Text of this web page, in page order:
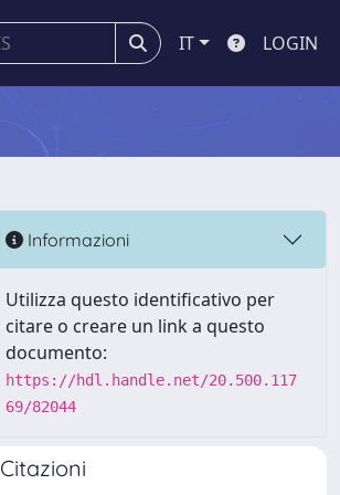
IT LOGIN
Informazioni
Utilizza questo identificativo per
citare o creare un link a questo
documento:
https://hdl.handle.net/20.500.117
69/82044
Citazioni